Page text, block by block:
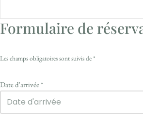
Formulaire de
Les champs obligatoires sont suivis de*
Date d'arrivée*